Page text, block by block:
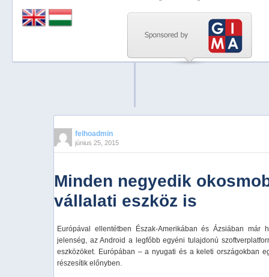
felhoadmin
június 25, 2015
Minden negyedik
vállalati eszköz is
Európával ellentétben Észak-Amerikában és Ázsiában
jelenség, az Android a legfőbb egyéni tulajdonú
eszközöket. Európában – a nyugati és a keleti országokban
részesítik előnyben.